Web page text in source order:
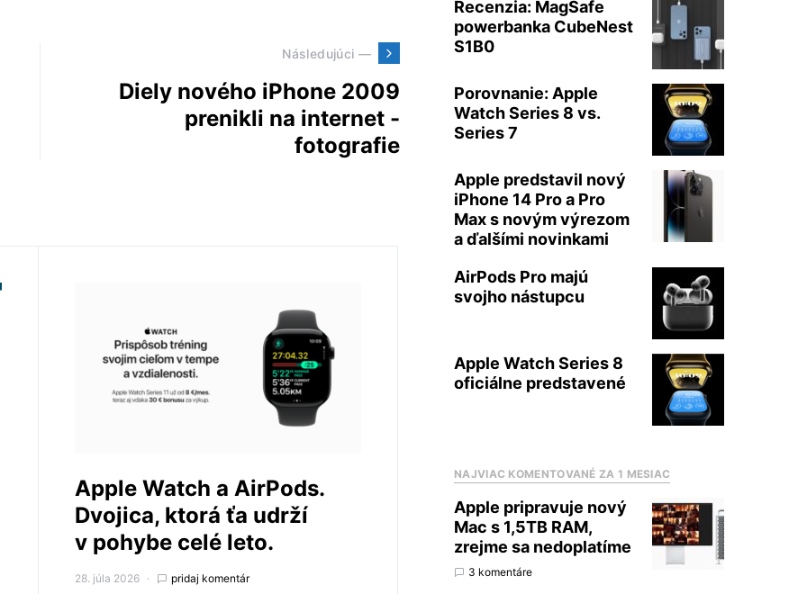
Následujúci —
Diely nového iPhone 2009
prenikli na internet -
fotografie
Apple Watch a AirPods.
Dvojica, ktorá ťa udrží
v pohybe celé leto.
28. júla 2026 pridaj komentár
Recenzia: MagSafe
powerbanka CubeNest
S1B0
Porovnanie: Apple
Watch Series 8 vs.
Series 7
Apple predstavil nový
iPhone 14 Pro a Pro
Max s novým výrezom
a ďalšími novinkami
AirPods Pro majú
svojho nástupcu
Apple Watch Series 8
oficiálne predstavené
NAJVIAC KOMENTOVANÉ ZA 1 MESIAC
Apple pripravuje nový
Mac s 1,5TB RAM,
zrejme sa nedoplatíme
3 komentáre